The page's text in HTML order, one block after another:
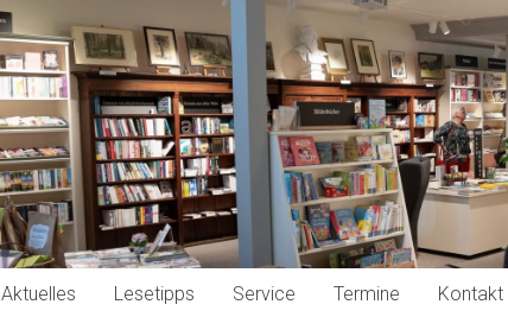
Aktuelles Lesetipps Service Termine Kontakt